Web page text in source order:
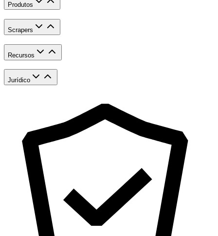
Produtos
Scrapers
Recursos
Jurídico